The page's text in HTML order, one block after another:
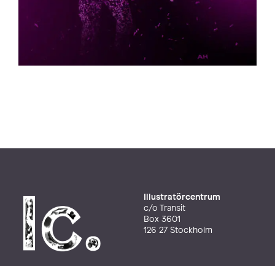
Illustratörcentrum
c/o Transit
Box 3601
126 27 Stockholm